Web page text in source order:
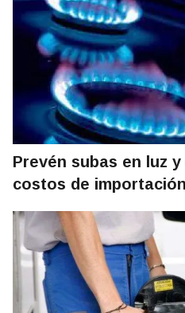
Prevén subas en luz
costos de